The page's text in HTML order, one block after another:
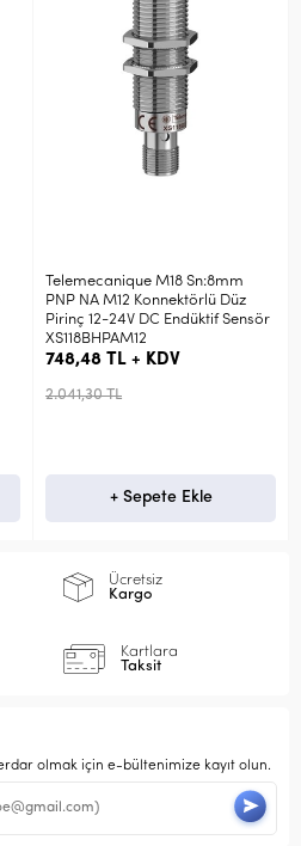
Telemecanique M18 Sn:8mm
PNP NA M12 Konnektörlü Düz
Pirinç 12-24V DC Endüktif Sensör
XS118BHPAM12
748,48 TL + KDV
2.041,30 TL
+ Sepete Ekle
Ücretsiz
Kargo
Kartlara
Taksit
olmak için e-bültenimize kayıt olun.